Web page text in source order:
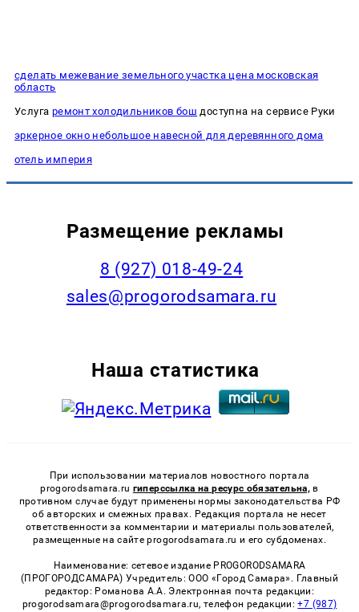
сделать межевание земельного участка цена московская
область
Услуга ремонт холодильников бош доступна на сервисе Руки
эркерное окно небольшое навесной для деревянного дома
отель империя
Размещение рекламы
8 (927) 018-49-24
sales@progorodsamara.ru
Наша статистика
При использовании материалов новостного портала
progorodsamara.ru гиперссылка на ресурс обязательна, в
противном случае будут применены нормы законодательства РФ
об авторских и смежных правах. Редакция портала не несет
ответственности за комментарии и материалы пользователей,
размещенные на сайте progorodsamara.ru и его субдоменах.
Наименование: сетевое издание PROGORODSAMARA
(ПРОГОРОДСАМАРА) Учредитель: ООО «Город Самара». Главный
редактор: Романова А.А. Электронная почта редакции:
progorodsamara@progorodsamara.ru, телефон редакции:+7 (987)